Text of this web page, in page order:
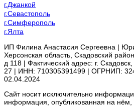
г.Джанкой
г.Севастополь
г.Симферополь
г.Ялта
ИП Филина Анастасия Сергеевна |
Херсонская область, Скадовский
д 118 | Фактический адрес: г.
27 | ИНН: 710305391499 | ОГРНИП:
02.04.2024
Сайт носит исключительно
информация, опубликованная на нём,